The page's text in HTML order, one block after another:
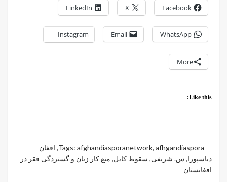
Facebook
X
LinkedIn
WhatsApp
Email
Instagram
More
Like this:
Tags: afghandiasporanetwork, afhgandiaspora
, افغان
دیاسپورا, س. شریفی, سقوط کابل, منع کار زنان و گستردگی فقر در
افغانستان